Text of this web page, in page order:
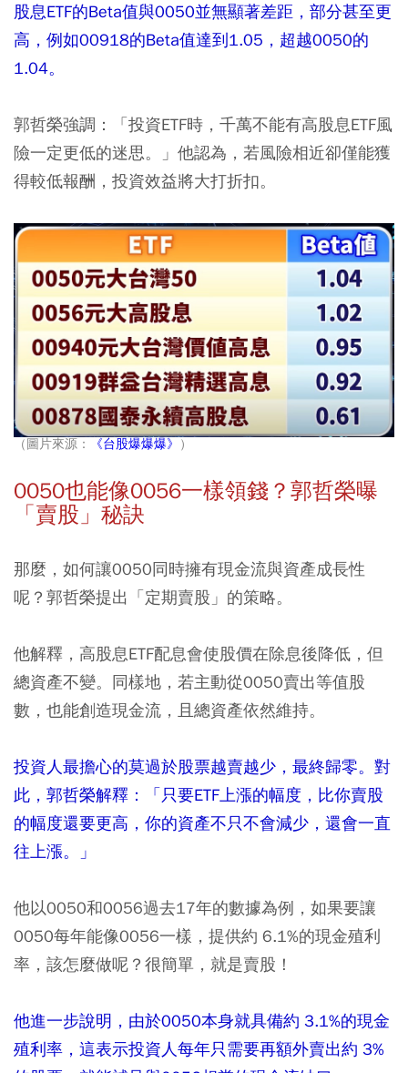
股息ETF的Beta值與0050並無顯著差距，部分甚至更
高，例如00918的Beta值達到1.05，超越0050的
1.04。
郭哲榮強調：「投資ETF時，千萬不能有高股息ETF風
險一定更低的迷思。」他認為，若風險相近卻僅能獲
得較低報酬，投資效益將大打折扣。
（圖片來源： 《台股爆爆爆》 ）
0050也能像0056一樣領錢？郭哲榮曝
「賣股」秘訣
那麼，如何讓0050同時擁有現金流與資產成長性
呢？郭哲榮提出「定期賣股」的策略。
他解釋，高股息ETF配息會使股價在除息後降低，但
總資產不變。同樣地，若主動從0050賣出等值股
數，也能創造現金流，且總資產依然維持。
投資人最擔心的莫過於股票越賣越少，最終歸零。對
此，郭哲榮解釋：「只要ETF上漲的幅度，比你賣股
的幅度還要更高，你的資產不只不會減少，還會一直
往上漲。」
他以0050和0056過去17年的數據為例，如果要讓
0050每年能像0056一樣，提供約 6.1%的現金殖利
率，該怎麼做呢？很簡單，就是賣股！
他進一步說明，由於0050本身就具備約 3.1%的現金
殖利率，這表示投資人每年只需要再額外賣出約 3%